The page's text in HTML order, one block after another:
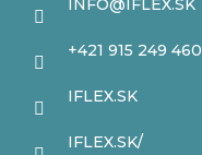
INFO@IFLEX.SK
+421 915 249 460
IFLEX.SK
IFLEX.SK/